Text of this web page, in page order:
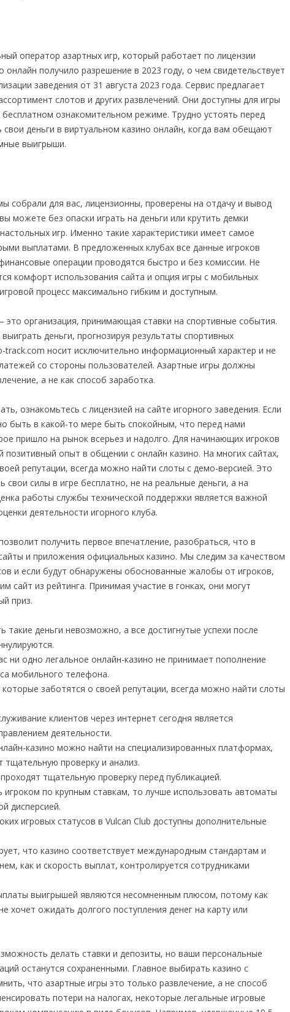
оператор азартных игр, который работает по лицензии
онлайн получило разрешение в 2023 году, о чем свидетельствует
заведения от 31 августа 2023 года. Сервис предлагает
слотов и других развлечений. Они доступны для игры
бесплатном ознакомительном режиме. Трудно устоять перед
свои деньги в виртуальном казино онлайн, когда вам обещают
выигрыши.
собрали для вас, лицензионны, проверены на отдачу и вывод
можете без опаски играть на деньги или крутить демки
игр. Именно такие характеристики имеет самое
выплатами. В предложенных клубах все данные игроков
операции проводятся быстро и без комиссии. Не
комфорт использования сайта и опция игры с мобильных
процесс максимально гибким и доступным.
это организация, принимающая ставки на спортивные события.
деньги, прогнозируя результаты спортивных
track.com носит исключительно информационный характер и не
со стороны пользователей. Азартные игры должны
а не как способ заработка.
ознакомьтесь с лицензией на сайте игорного заведения. Если
быть в какой-то мере быть спокойным, что перед нами
пришло на рынок всерьез и надолго. Для начинающих игроков
позитивный опыт в общении с онлайн казино. На многих сайтах,
репутации, всегда можно найти слоты с демо-версией. Это
свои силы в игре бесплатно, не на реальные деньги, а на
работы службы технической поддержки является важной
деятельности игорного клуба.
получить первое впечатление, разобраться, что в
и приложения официальных казино. Мы следим за качеством
и если будут обнаружены обоснованные жалобы от игроков,
сайт из рейтинга. Принимая участие в гонках, они могут
приз.
такие деньги невозможно, а все достигнутые успехи после
ни одно легальное онлайн-казино не принимает пополнение
мобильного телефона.
которые заботятся о своей репутации, всегда можно найти слоты
клиентов через интернет сегодня является
деятельности.
казино можно найти на специализированных платформах,
тщательную проверку и анализ.
тщательную проверку перед публикацией.
игроком по крупным ставкам, то лучше использовать автоматы
дисперсией.
игровых статусов в Vulcan Club доступны дополнительные
что казино соответствует международным стандартам и
как и скорость выплат, контролируется сотрудниками
выигрышей являются несомненным плюсом, потому как
хочет ожидать долгого поступления денег на карту или
делать ставки и депозиты, но ваши персональные
останутся сохраненными. Главное выбирать казино с
что азартные игры это только развлечение, а не способ
потери на налогах, некоторые легальные игровые